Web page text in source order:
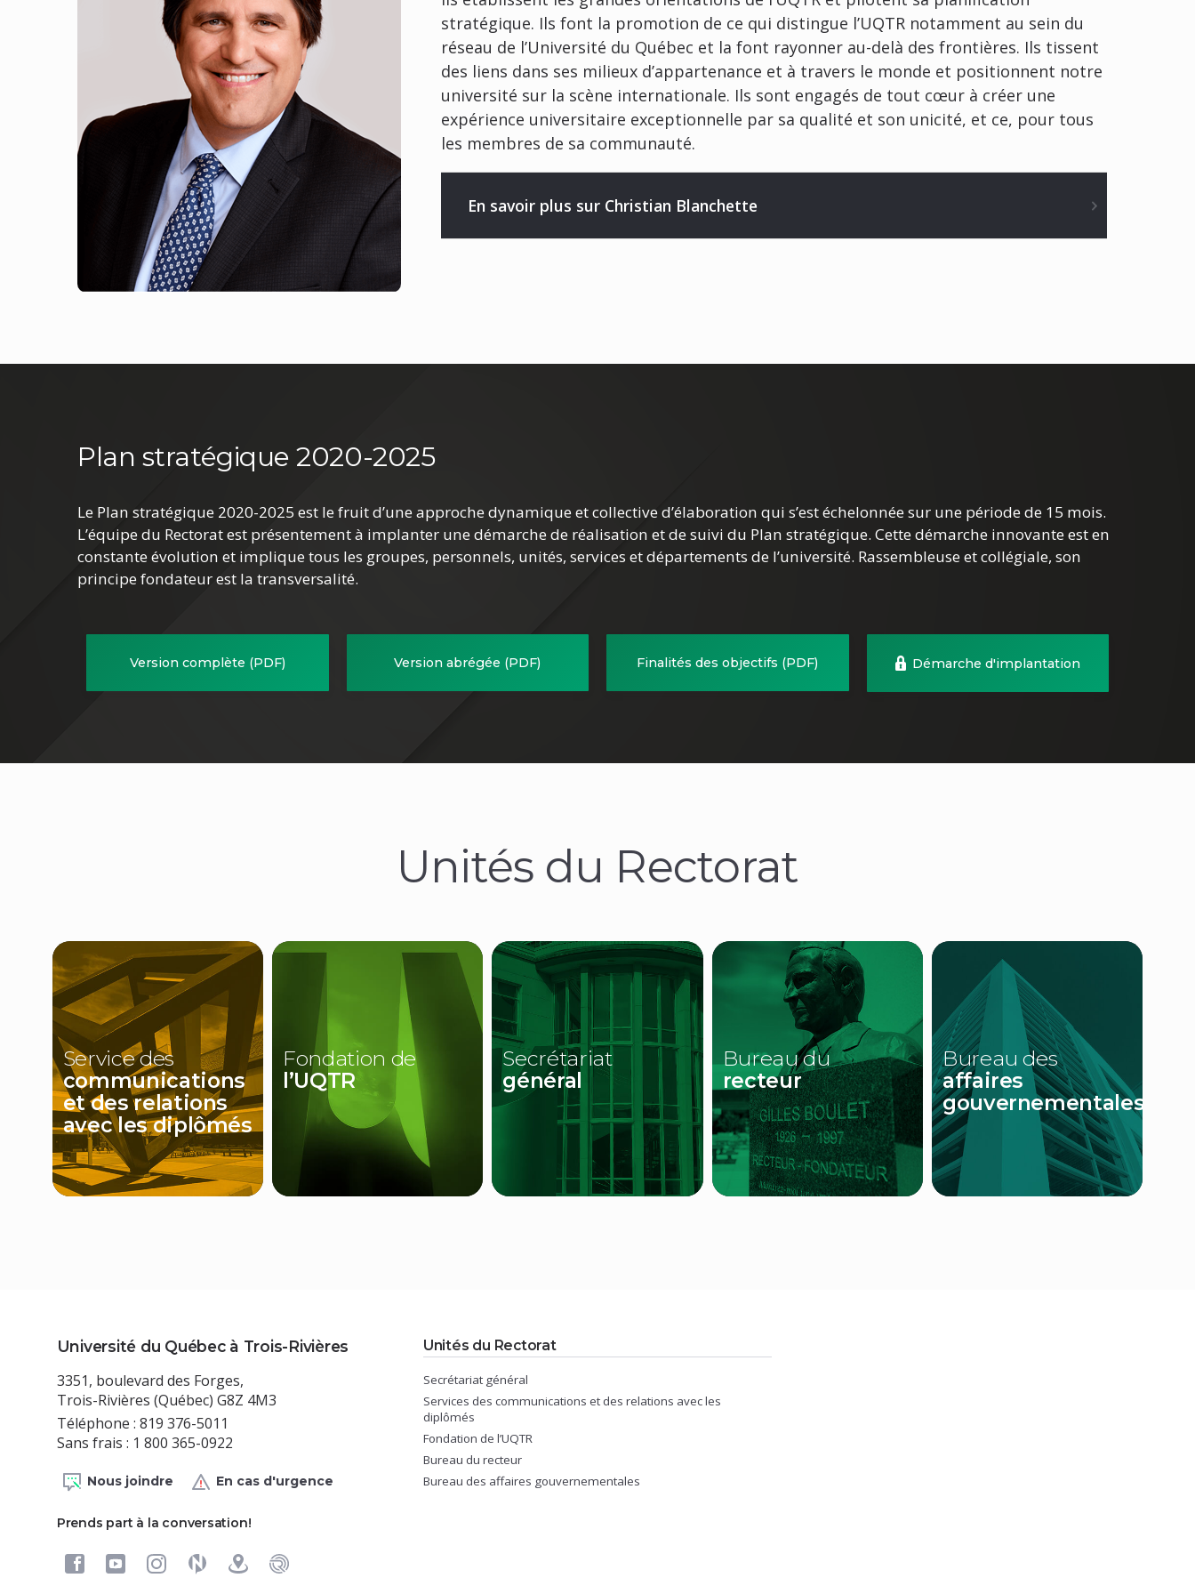
stratégique. Ils font la promotion de ce qui distingue l’UQTR notamment au sein du
réseau de l’Université du Québec et la font rayonner au-delà des frontières. Ils tissent
des liens dans ses milieux d’appartenance et à travers le monde et positionnent notre
université sur la scène internationale. Ils sont engagés de tout cœur à créer une
expérience universitaire exceptionnelle par sa qualité et son unicité, et ce, pour tous
les membres de sa communauté.
En savoir plus sur Christian Blanchette
Plan stratégique 2020-2025
Le Plan stratégique 2020-2025 est le fruit d’une approche dynamique et collective d’élaboration qui s’est échelonnée sur une période de 15 mois.
L’équipe du Rectorat est présentement à implanter une démarche de réalisation et de suivi du Plan stratégique. Cette démarche innovante est en
constante évolution et implique tous les groupes, personnels, unités, services et départements de l’université. Rassembleuse et collégiale, son
principe fondateur est la transversalité.
Version complète (PDF) Version abrégée (PDF) Finalités des objectifs (PDF) Démarche d'implantation
Unités du Rectorat
Service des
communications
et des relations
avec les diplômés
(NOUVELLE
FENÊTRE)
Fondation de
l’UQTR
(NOUVELLE
Secrétariat
général
(NOUVELLE
FENÊTRE)
Bureau du
recteur
Bureau des
affaires
gouvernementales
Université du Québec à Trois-Rivières
3351, boulevard des Forges,
Trois-Rivières (Québec) G8Z 4M3
Téléphone : 819 376-5011
Sans frais : 1 800 365-0922
Nous joindre En cas d'urgence
Prends part à la conversation!
Unités du Rectorat
Secrétariat général
Services des communications et des relations avec les
diplômés
Fondation de l’UQTR
Bureau du recteur
Bureau des affaires gouvernementales